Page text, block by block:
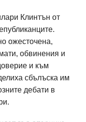
Клинтън от
ожесточена,
обвинения и
и към
сбълъска им
дебати в